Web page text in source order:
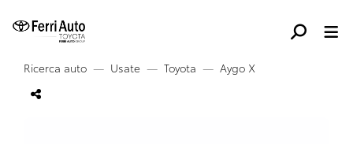
Ricerca auto Usate Toyota Aygo X